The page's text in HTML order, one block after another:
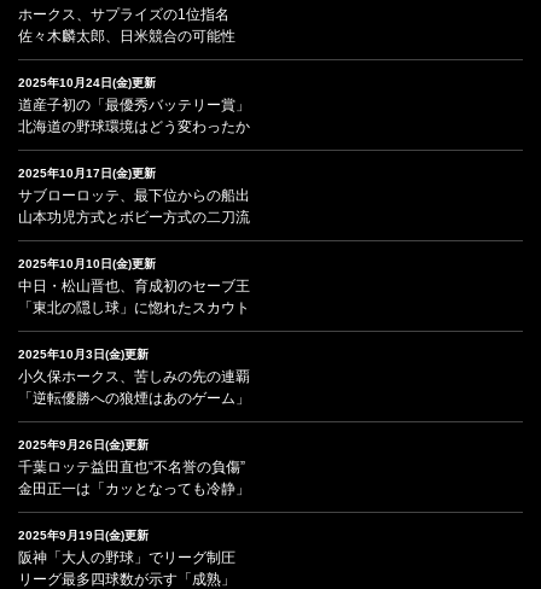
ホークス、サプライズの1位指名
佐々木麟太郎、日米競合の可能性
2025年10月24日(金)更新
道産子初の「最優秀バッテリー賞」
北海道の野球環境はどう変わったか
2025年10月17日(金)更新
サブローロッテ、最下位からの船出
山本功児方式とボビー方式の二刀流
2025年10月10日(金)更新
中日・松山晋也、育成初のセーブ王
「東北の隠し球」に惚れたスカウト
2025年10月3日(金)更新
小久保ホークス、苦しみの先の連覇
「逆転優勝への狼煙はあのゲーム」
2025年9月26日(金)更新
千葉ロッテ益田直也“不名誉の負傷”
金田正一は「カッとなっても冷静」
2025年9月19日(金)更新
阪神「大人の野球」でリーグ制圧
リーグ最多四球数が示す「成熟」